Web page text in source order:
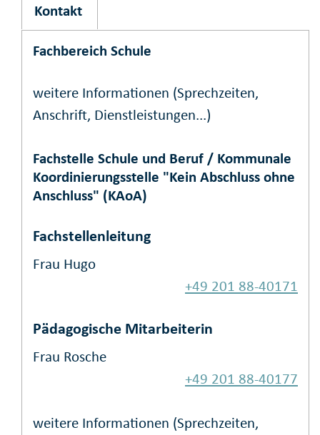
Kontakt
Fachbereich Schule
weitere Informationen (Sprechzeiten,
Anschrift, Dienstleistungen...)
Fachstelle Schule und Beruf / Kommunale
Koordinierungsstelle "Kein Abschluss ohne
Anschluss" (KAoA)
Fachstellenleitung
Frau Hugo
+49 201 88-40171
Pädagogische Mitarbeiterin
Frau Rosche
+49 201 88-40177
weitere Informationen (Sprechzeiten,